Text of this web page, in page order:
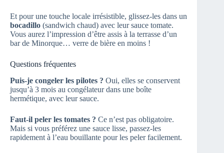
Et pour une touche locale irrésistible, glissez-les dans un
bocadillo (sandwich chaud) avec leur sauce tomate.
Vous aurez l’impression d’être assis à la terrasse d’un
bar de Minorque… verre de bière en moins !
Questions fréquentes
Puis-je congeler les pilotes ? Oui, elles se conservent
jusqu’à 3 mois au congélateur dans une boîte
hermétique, avec leur sauce.
Faut-il peler les tomates ? Ce n’est pas obligatoire.
Mais si vous préférez une sauce lisse, passez-les
rapidement à l’eau bouillante pour les peler facilement.